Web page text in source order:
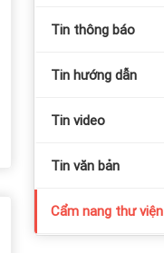
Tin thông báo
Tin hướng dẫn
Tin video
Tin văn bản
Cẩm nang thư viện